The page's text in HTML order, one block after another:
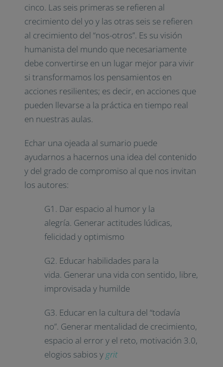
cinco. Las seis primeras se refieren al
crecimiento del yo y las otras seis se refieren
al crecimiento del “nos-otros”. Es su visión
humanista del mundo que necesariamente
debe convertirse en un lugar mejor para vivir
si transformamos los pensamientos en
acciones resilientes; es decir, en acciones que
pueden llevarse a la práctica en tiempo real
en nuestras aulas.
Echar una ojeada al sumario puede
ayudarnos a hacernos una idea del contenido
y del grado de compromiso al que nos invitan
los autores:
G1. Dar espacio al humor y la
alegría. Generar actitudes lúdicas,
felicidad y optimismo
G2. Educar habilidades para la
vida. Generar una vida con sentido, libre,
improvisada y humilde
G3. Educar en la cultura del “todavía
no”. Generar mentalidad de crecimiento,
espacio al error y el reto, motivación 3.0,
elogios sabios y grit